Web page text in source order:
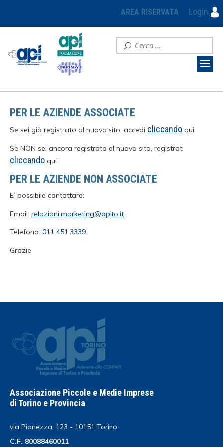
AREA RISERVATA Login
PER LE AZIENDE ASSOCIATE
Se sei già registrato al nuovo sito, accedi cliccando qui
Se NON sei ancora registrato al nuovo sito, registrati
cliccando qui
PER LE AZIENDE NON ASSOCIATE
E’ possibile contattare:
Email: relazioni.marketing@apito.it
Telefono: 011 451.3339
Grazie
Associazione Piccole e Medie Imprese
di Torino e Provincia
via Pianezza, 123 - 10151 Torino
C.F. 80088460011